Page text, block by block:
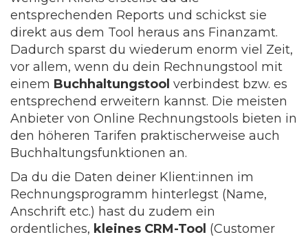
entsprechenden Reports und schickst sie
direkt aus dem Tool heraus ans Finanzamt.
Dadurch sparst du wiederum enorm viel Zeit,
vor allem, wenn du dein Rechnungstool mit
einem Buchhaltungstool verbindest bzw. es
entsprechend erweitern kannst. Die meisten
Anbieter von Online Rechnungstools bieten in
den höheren Tarifen praktischerweise auch
Buchhaltungsfunktionen an.
Da du die Daten deiner Klient:innen im
Rechnungsprogramm hinterlegst (Name,
Anschrift etc.) hast du zudem ein
ordentliches, kleines CRM-Tool (Customer